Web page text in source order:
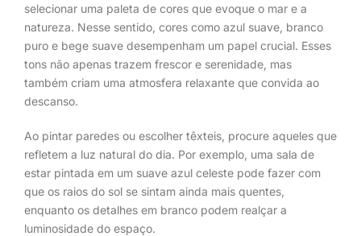
selecionar uma paleta de cores que evoque o mar e a
natureza. Nesse sentido, cores como azul suave, branco
puro e bege suave desempenham um papel crucial. Esses
tons não apenas trazem frescor e serenidade, mas
também criam uma atmosfera relaxante que convida ao
descanso.
Ao pintar paredes ou escolher têxteis, procure aqueles que
refletem a luz natural do dia. Por exemplo, uma sala de
estar pintada em um suave azul celeste pode fazer com
que os raios do sol se sintam ainda mais quentes,
enquanto os detalhes em branco podem realçar a
luminosidade do espaço.